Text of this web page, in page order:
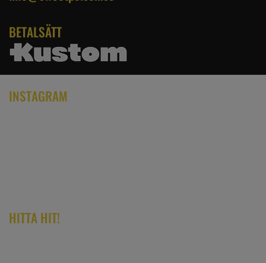
BETALSÄTT
INSTAGRAM
HITTA HIT!